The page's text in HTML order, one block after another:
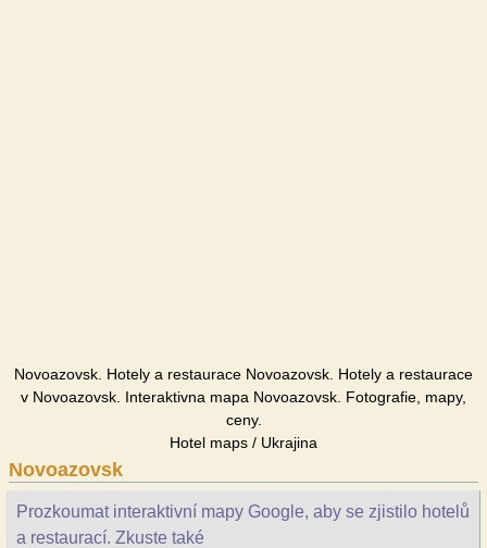
Novoazovsk. Hotely a restaurace Novoazovsk. Hotely a restaurace
v Novoazovsk. Interaktivna mapa Novoazovsk. Fotografie, mapy,
ceny.
Hotel maps / Ukrajina
Novoazovsk
Prozkoumat interaktivní mapy Google, aby se zjistilo hotelů
a restaurací. Zkuste také